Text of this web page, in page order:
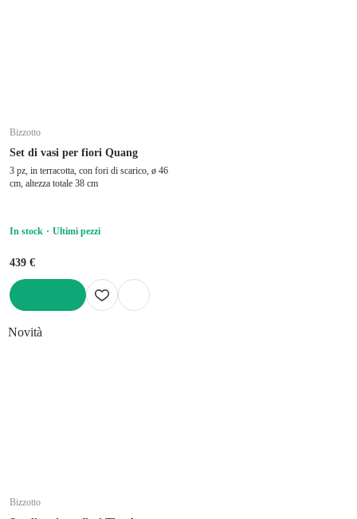
Bizzotto
Set di vasi per fiori Quang
3 pz, in terracotta, con fori di scarico, ø 46
cm, altezza totale 38 cm
In stock Ultimi pezzi
439 €
Novità
Bizzotto